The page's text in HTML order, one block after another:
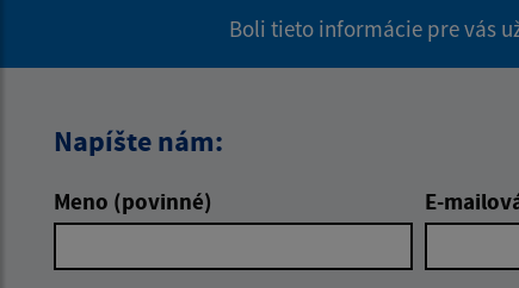
Boli tieto informácie pre vás
Napíšte nám:
Meno (povinné) E-